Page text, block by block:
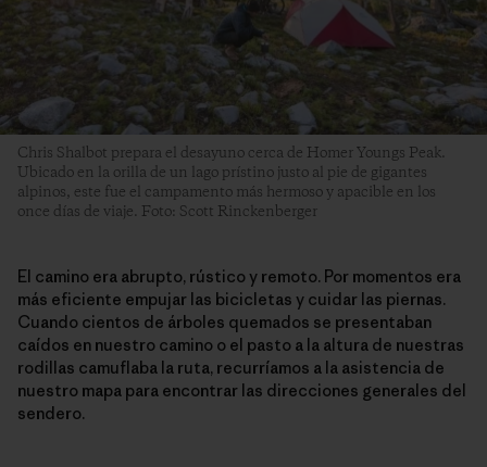
Chris Shalbot prepara el desayuno cerca de Homer Youngs Peak.
Ubicado en la orilla de un lago prístino justo al pie de gigantes
alpinos, este fue el campamento más hermoso y apacible en los
once días de viaje. Foto: Scott Rinckenberger
El camino era abrupto, rústico y remoto. Por momentos era
más eficiente empujar las bicicletas y cuidar las piernas.
Cuando cientos de árboles quemados se presentaban
caídos en nuestro camino o el pasto a la altura de nuestras
rodillas camuflaba la ruta, recurríamos a la asistencia de
nuestro mapa para encontrar las direcciones generales del
sendero.